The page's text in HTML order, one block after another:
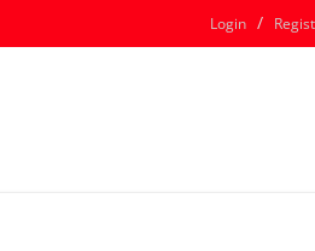
Login /